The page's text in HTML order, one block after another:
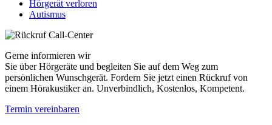
Hörgerät verloren
Autismus
Gerne informieren wir
Sie über Hörgeräte und begleiten Sie auf dem Weg zum
persönlichen Wunschgerät. Fordern Sie jetzt einen Rückruf von
einem Hörakustiker an. Unverbindlich, Kostenlos, Kompetent.
Termin vereinbaren